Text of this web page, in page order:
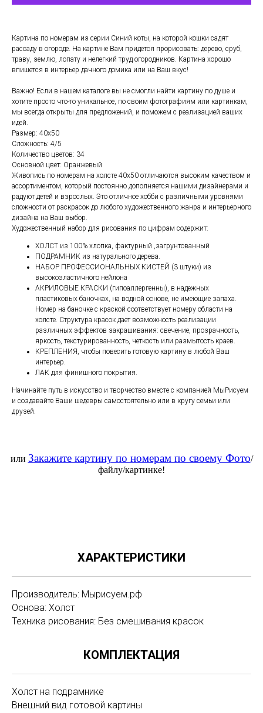
Картина по номерам из серии Синий коты, на которой кошки садят
рассаду в огороде. На картине Вам придется прорисовать: дерево, сруб,
траву, землю, лопату и нелегкий труд огородников. Картина хорошо
впишется в интерьер дачного домика или на Ваш вкус!
Важно! Если в нашем каталоге вы не смогли найти картину по душе и
хотите просто что-то уникальное, по своим фотографиям или картинкам,
мы всегда открыты для предложений, и поможем с реализацией ваших
идей.
Размер: 40х50
Сложность: 4/5
Количество цветов: 34
Основной цвет: Оранжевый
Живопись по номерам на холсте 40х50 отличаются высоким качеством и
ассортиментом, который постоянно дополняется нашими дизайнерами и
радуют детей и взрослых. Это отличное хобби с различными уровнями
сложности от раскрасок до любого художественного жанра и интерьерного
дизайна на Ваш выбор.
Художественный набор для рисования по цифрам содержит:
ХОЛСТ из 100% хлопка, фактурный ,загрунтованный
ПОДРАМНИК из натурального дерева.
НАБОР ПРОФЕССИОНАЛЬНЫХ КИСТЕЙ (3 штуки) из
высокоэластичного нейлона
АКРИЛОВЫЕ КРАСКИ (гипоаллергенны), в надежных
пластиковых баночках, на водной основе, не имеющие запаха.
Номер на баночке с краской соответствует номеру области на
холсте. Структура красок дает возможность реализации
различных эффектов закрашивания: свечение, прозрачность,
яркость, текстурированность, четкость или размытость краев.
КРЕПЛЕНИЯ, чтобы повесить готовую картину в любой Ваш
интерьер.
ЛАК для финишного покрытия.
Начинайте путь в искусство и творчество вместе с компанией МыРисуем
и создавайте Ваши шедевры самостоятельно или в кругу семьи или
друзей.
или Закажите картину по номерам по своему Фото/
файлу/картинке!
ХАРАКТЕРИСТИКИ
Производитель: Мырисуем.рф
Основа: Холст
Техника рисования: Без смешивания красок
КОМПЛЕКТАЦИЯ
Холст на подрамнике
Внешний вид готовой картины